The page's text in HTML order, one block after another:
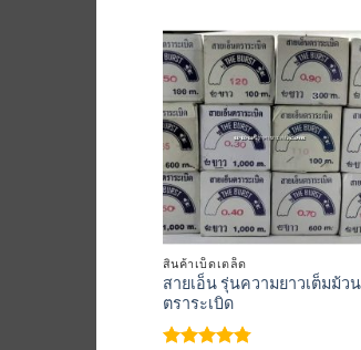
เพิ่มเข้า
ใน
รายการ
ที่
ติดตาม
สินค้าเบ็ดเตล็ด
สายเอ็น รุ่นความยาวเต็มม้วน
ตราระเบิด